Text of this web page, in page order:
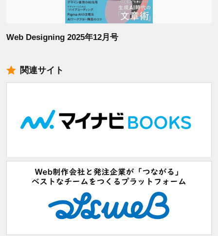
Web Designing 2025年12月号
関連サイト